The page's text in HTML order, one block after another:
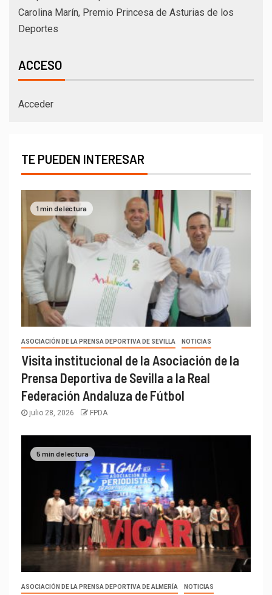
Carolina Marín, Premio Princesa de Asturias de los
Deportes
ACCESO
Acceder
TE PUEDEN INTERESAR
1 min de lectura
ASOCIACIÓN DE LA PRENSA DEPORTIVA DE SEVILLA NOTICIAS
Visita institucional de la Asociación de la
Prensa Deportiva de Sevilla a la Real
Federación Andaluza de Fútbol
julio 28, 2026 FPDA
5 min de lectura
ASOCIACIÓN DE LA PRENSA DEPORTIVA DE ALMERÍA NOTICIAS